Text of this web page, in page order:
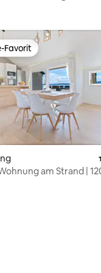
4,98 von 5,
Favorit
Favorit
am Strand |